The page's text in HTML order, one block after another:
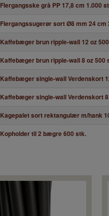
Flergangsske grå PP 17,8 cm 1.000
Flergangssugerør sort Ø8 mm 24 cm
Kaffebæger brun ripple-wall 12 oz
Kaffebæger brun ripple-wall 8 oz 500
Kaffebæger single-wall Verdenskort
Kaffebæger single-wall Verdenskort
Kagepalet sort rektangulær m/hank
Kopholder til 2 bægre 600 stk.